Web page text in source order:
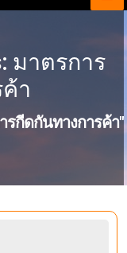
มาตรการ
า
ารกีดกันทางการค้า"